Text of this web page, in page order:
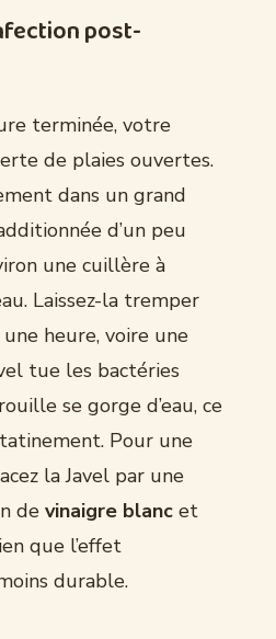
post-
terminée, votre
de plaies ouvertes.
dans un grand
d’un peu
une cuillère à
Laissez-la tremper
heure, voire une
tue les bactéries
se gorge d’eau, ce
Pour une
la Javel par une
de vinaigre blanc et
que l’effet
durable.